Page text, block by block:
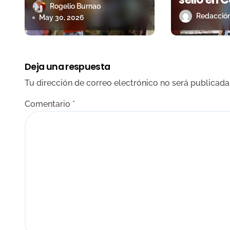
n
t
r
a
d
Bocanegra y Olga
Casado en la
novillada de
Rogelio Burnao
May 30, 2026
Oreja
tarde de
Deja una respuesta
Tu dirección de correo electrónico no será
Comentario *